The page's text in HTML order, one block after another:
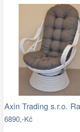
6890,-Kč